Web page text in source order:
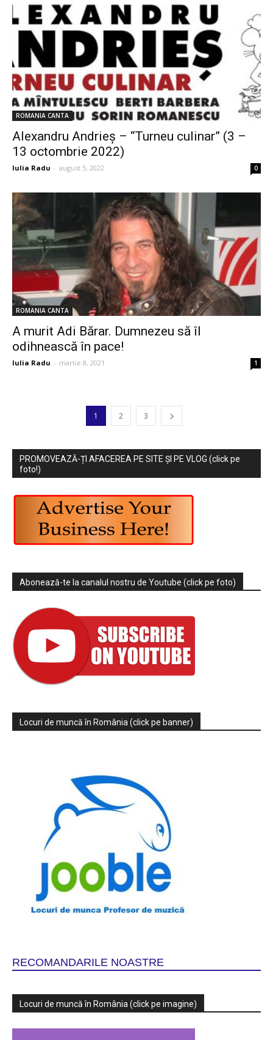
ROMANIA CANTA
Alexandru Andrieș – “Turneu culinar” (3 –
13 octombrie 2022)
Iulia Radu - august 5, 2022 0
ROMANIA CANTA
A murit Adi Bărar. Dumnezeu să îl
odihnească în pace!
Iulia Radu - martie 8, 2021 1
1 2 3
PROMOVEAZĂ-ȚI AFACEREA PE SITE ȘI PE VLOG (click pe
foto!)
Abonează-te la canalul nostru de Youtube (click pe foto)
Locuri de muncă în România (click pe banner)
RECOMANDARILE NOASTRE
Locuri de muncă în România (click pe imagine)